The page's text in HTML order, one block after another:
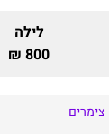
לילה
800 ₪
צימרים